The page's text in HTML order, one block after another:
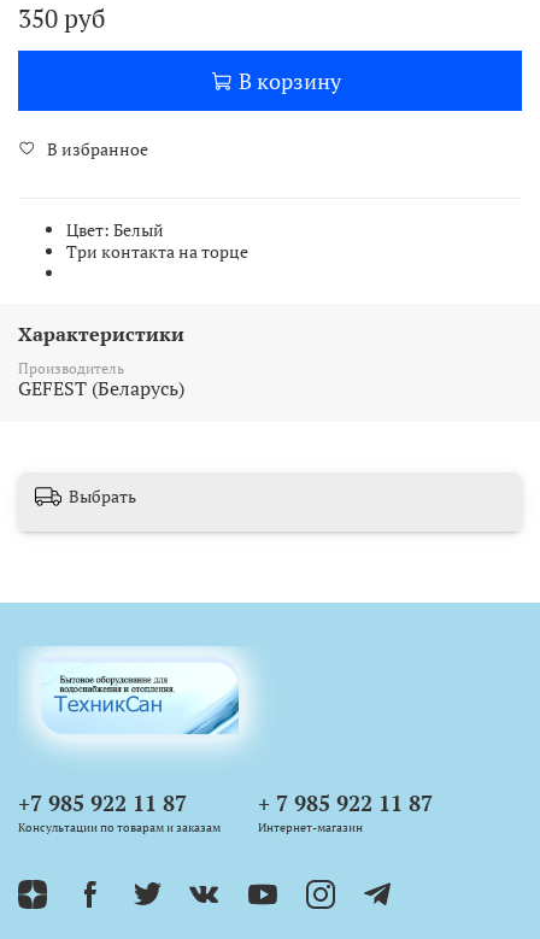
350 руб
В корзину
В избранное
Цвет: Белый
Три контакта на торце
Характеристики
Производитель
GEFEST (Беларусь)
Выбрать
+7 985 922 11 87
Консультации по товарам и заказам
+ 7 985 922 11 87
Интернет-магазин